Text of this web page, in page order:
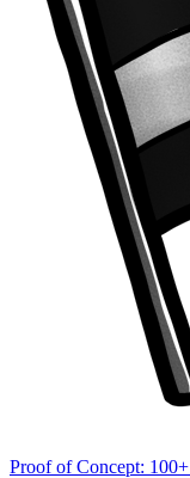
Proof of Concept: